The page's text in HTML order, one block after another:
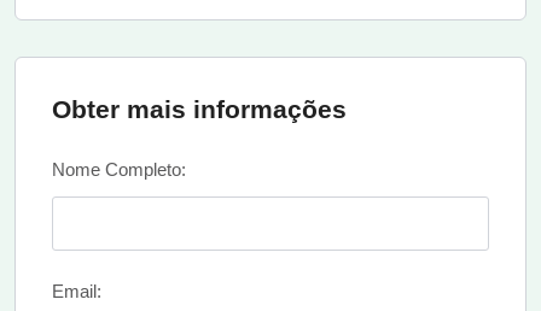
Obter mais informações
Nome Completo:
Email: